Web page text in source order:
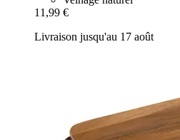
11,99 €
Livraison jusqu'au 17 août